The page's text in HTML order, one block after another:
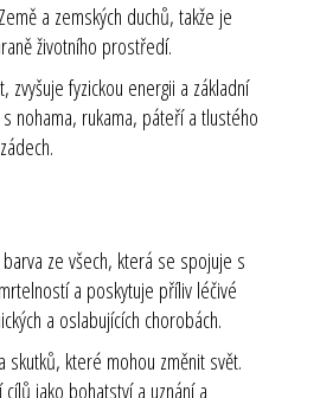
a zemských duchů, takže je
životního prostředí.
zvyšuje fyzickou energii a základní
nohama, rukama, páteří a tlustého
ze všech, která se spojuje s
a poskytuje příliv léčivé
a oslabujících chorobách.
skutků, které mohou změnit svět.
jako bohatství a uznání a